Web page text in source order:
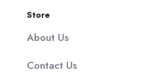
Store
About Us
Contact Us